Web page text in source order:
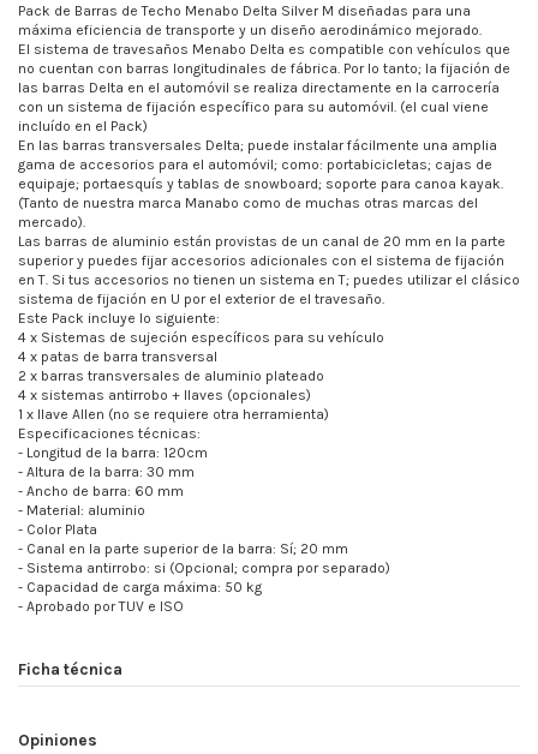
Pack de Barras de Techo Menabo Delta Silver M diseñadas para una
máxima eficiencia de transporte y un diseño aerodinámico mejorado.
El sistema de travesaños Menabo Delta es compatible con vehículos que
no cuentan con barras longitudinales de fábrica. Por lo tanto; la fijación de
las barras Delta en el automóvil se realiza directamente en la carrocería
con un sistema de fijación específico para su automóvil. (el cual viene
incluído en el Pack)
En las barras transversales Delta; puede instalar fácilmente una amplia
gama de accesorios para el automóvil; como: portabicicletas; cajas de
equipaje; portaesquís y tablas de snowboard; soporte para canoa kayak.
(Tanto de nuestra marca Manabo como de muchas otras marcas del
mercado).
Las barras de aluminio están provistas de un canal de 20 mm en la parte
superior y puedes fijar accesorios adicionales con el sistema de fijación
en T. Si tus accesorios no tienen un sistema en T; puedes utilizar el clásico
sistema de fijación en U por el exterior de el travesaño.
Este Pack incluye lo siguiente:
4 x Sistemas de sujeción específicos para su vehículo
4 x patas de barra transversal
2 x barras transversales de aluminio plateado
4 x sistemas antirrobo + llaves (opcionales)
1 x llave Allen (no se requiere otra herramienta)
Especificaciones técnicas:
- Longitud de la barra: 120cm
- Altura de la barra: 30 mm
- Ancho de barra: 60 mm
- Material: aluminio
- Color Plata
- Canal en la parte superior de la barra: Sí; 20 mm
- Sistema antirrobo: si (Opcional; compra por separado)
- Capacidad de carga máxima: 50 kg
- Aprobado por TUV e ISO
Ficha técnica
Opiniones